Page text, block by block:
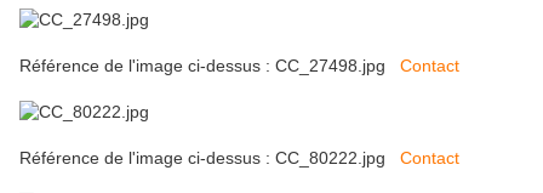
Référence de l'image ci-dessus : CC_27498.jpg Contact
Référence de l'image ci-dessus : CC_80222.jpg Contact